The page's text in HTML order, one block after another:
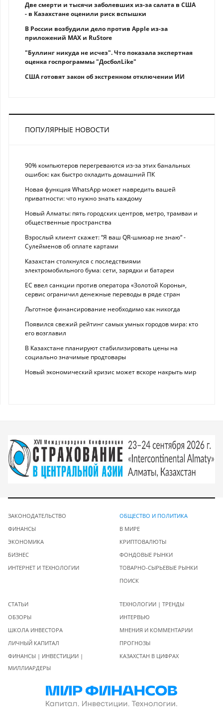
Две смерти и тысячи заболевших из-за салата в США
- в Казахстане оценили риск вспышки
В России возбудили дело против Apple из-за
приложений MAX и RuStore
"Буллинг никуда не исчез". Что показала экспертная
оценка госпрограммы "ДосболLike"
США готовят закон об экстренном отключении ИИ
ПОПУЛЯРНЫЕ НОВОСТИ
90% компьютеров перегреваются из-за этих банальных
ошибок: как быстро охладить домашний ПК
Новая функция WhatsApp может навредить вашей
приватности: что нужно знать каждому
Новый Алматы: пять городских центров, метро, трамваи и
общественные пространства
Взрослый клиент скажет: “Я ваш QR-шмюар не знаю“ -
Сулейменов об оплате картами
Казахстан столкнулся с последствиями
электромобильного бума: сети, зарядки и батареи
ЕС ввел санкции против оператора «Золотой Короны»,
сервис ограничил денежные переводы в ряде стран
Льготное финансирование необходимо как никогда
Появился свежий рейтинг самых умных городов мира: кто
его возглавил
В Казахстане планируют стабилизировать цены на
социально значимые продтовары
Новый экономический кризис может вскоре накрыть мир
ЗАКОНОДАТЕЛЬСТВО
ФИНАНСЫ
ЭКОНОМИКА
БИЗНЕС
ИНТЕРНЕТ И ТЕХНОЛОГИИ
ОБЩЕСТВО И ПОЛИТИКА
В МИРЕ
КРИПТОВАЛЮТЫ
ФОНДОВЫЕ РЫНКИ
ТОВАРНО-СЫРЬЕВЫЕ РЫНКИ
ПОИСК
СТАТЬИ
ОБЗОРЫ
ШКОЛА ИНВЕСТОРА
ЛИЧНЫЙ КАПИТАЛ
ФИНАНСЫ | ИНВЕСТИЦИИ |
МИЛЛИАРДЕРЫ
ТЕХНОЛОГИИ | ТРЕНДЫ
ИНТЕРВЬЮ
МНЕНИЯ И КОММЕНТАРИИ
ПРОГНОЗЫ
КАЗАХСТАН В ЦИФРАХ